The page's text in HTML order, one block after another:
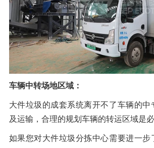
车辆中转场地区域：
大件垃圾的成套系统离开不了车辆的中
及运输，合理的规划车辆的转运区域是必
如果您对大件垃圾分拣中心需要进一步